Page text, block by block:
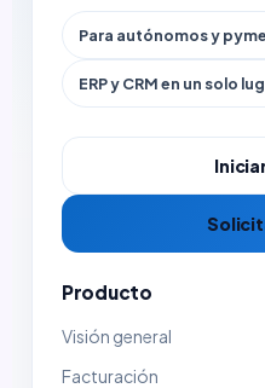
Para autónomos y
ERP y CRM en un solo
Producto
Visión general
Facturación